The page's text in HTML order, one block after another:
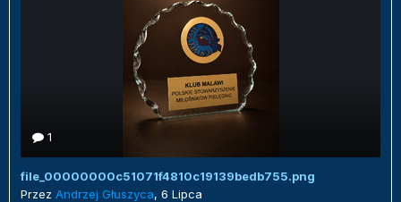
1
file_00000000c51071f4810c19139bedb755.png
Przez Andrzej Głuszyca, 6 Lipca